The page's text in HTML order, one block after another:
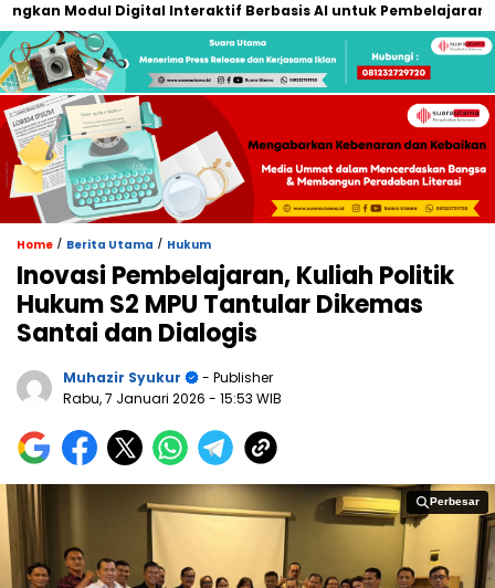
Modul Digital Interaktif Berbasis AI untuk Pembelajaran
Home / Berita Utama / Hukum
Inovasi Pembelajaran, Kuliah Politik
Hukum S2 MPU Tantular Dikemas
Santai dan Dialogis
Muhazir Syukur
- Publisher
Rabu, 7 Januari 2026 - 15:53 WIB
Perbesar
Perbesar